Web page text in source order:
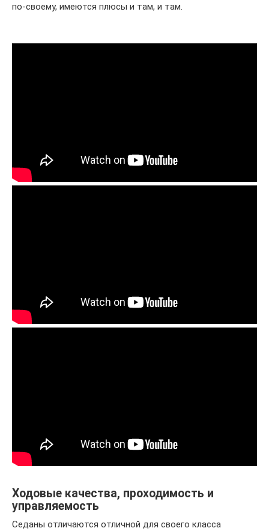
по-своему, имеются плюсы и там, и там.
Ходовые качества, проходимость и
управляемость
Седаны отличаются отличной для своего класса